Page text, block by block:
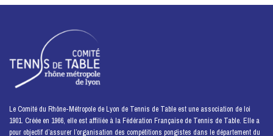
Le Comité du Rhône-Métropole de Lyon de Tennis de Table est une association de loi
1901. Créée en 1966, elle est affiliée à la Fédération Française de Tennis de Table. Elle a
pour objectif d’assurer l’organisation des compétitions pongistes dans le département du